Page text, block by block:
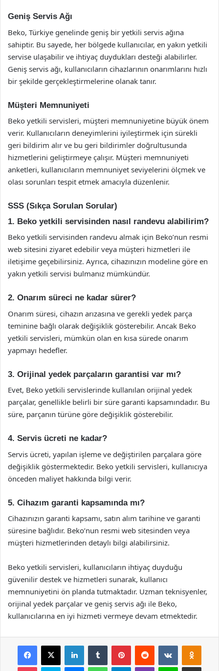
Geniş Servis Ağı
Beko, Türkiye genelinde geniş bir yetkili servis ağına
sahiptir. Bu sayede, her bölgede kullanıcılar, en yakın yetkili
servise ulaşabilir ve ihtiyaç duydukları desteği alabilirler.
Geniş servis ağı, kullanıcıların cihazlarının onarımlarını hızlı
bir şekilde gerçekleştirmelerine olanak tanır.
Müşteri Memnuniyeti
Beko yetkili servisleri, müşteri memnuniyetine büyük önem
verir. Kullanıcıların deneyimlerini iyileştirmek için sürekli
geri bildirim alır ve bu geri bildirimler doğrultusunda
hizmetlerini geliştirmeye çalışır. Müşteri memnuniyeti
anketleri, kullanıcıların memnuniyet seviyelerini ölçmek ve
olası sorunları tespit etmek amacıyla düzenlenir.
SSS (Sıkça Sorulan Sorular)
1. Beko yetkili servisinden nasıl randevu alabilirim?
Beko yetkili servisinden randevu almak için Beko’nun resmi
web sitesini ziyaret edebilir veya müşteri hizmetleri ile
iletişime geçebilirsiniz. Ayrıca, cihazınızın modeline göre en
yakın yetkili servisi bulmanız mümkündür.
2. Onarım süreci ne kadar sürer?
Onarım süresi, cihazın arızasına ve gerekli yedek parça
teminine bağlı olarak değişiklik gösterebilir. Ancak Beko
yetkili servisleri, mümkün olan en kısa sürede onarım
yapmayı hedefler.
3. Orijinal yedek parçaların garantisi var mı?
Evet, Beko yetkili servislerinde kullanılan orijinal yedek
parçalar, genellikle belirli bir süre garanti kapsamındadır. Bu
süre, parçanın türüne göre değişiklik gösterebilir.
4. Servis ücreti ne kadar?
Servis ücreti, yapılan işleme ve değiştirilen parçalara göre
değişiklik göstermektedir. Beko yetkili servisleri, kullanıcıya
önceden maliyet hakkında bilgi verir.
5. Cihazım garanti kapsamında mı?
Cihazınızın garanti kapsamı, satın alım tarihine ve garanti
süresine bağlıdır. Beko’nun resmi web sitesinden veya
müşteri hizmetlerinden detaylı bilgi alabilirsiniz.
Beko yetkili servisleri, kullanıcıların ihtiyaç duyduğu
güvenilir destek ve hizmetleri sunarak, kullanıcı
memnuniyetini ön planda tutmaktadır. Uzman teknisyenler,
orijinal yedek parçalar ve geniş servis ağı ile Beko,
kullanıcılarına en iyi hizmeti vermeye devam etmektedir.
Facebook
X LinkedInTumblr PinterestReddit VKontakte
Pocket Skype MessengerWhatsAppTelegramViber Line E-Posta ile